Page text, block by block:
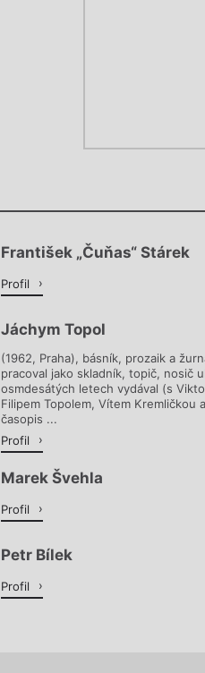
František „Čuňas“ Stárek
Profil
Jáchym Topol
(1962, Praha), básník, prozaik a
pracoval jako skladník, topič, nosič
osmdesátých letech vydával (s
Filipem Topolem, Vítem Kremličkou
časopis ...
Profil
Marek Švehla
Profil
Petr Bílek
Profil